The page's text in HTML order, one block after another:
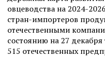
овцеводства на 2024-
стран-импортеров
отечественными
состоянию на 27
515 отечественных